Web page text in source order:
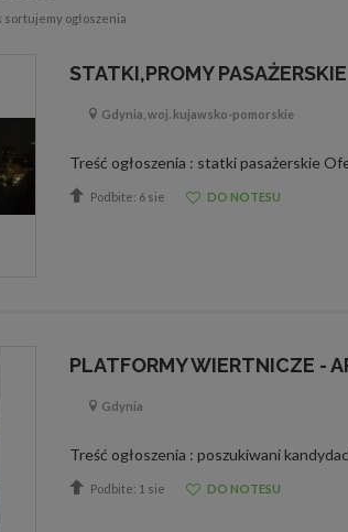
sortujemy ogłoszenia
STATKI,PROMY PASAŻERSKIE
Gdynia, woj. kujawsko-pomorskie
Podbite: 6 sie DO NOTESU
PLATFORMY WIERTNICZE -
Gdynia
Podbite: 1 sie DO NOTESU